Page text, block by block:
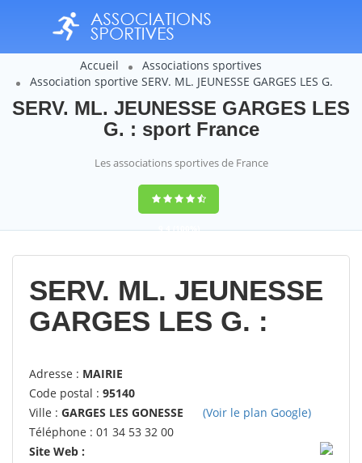
Accueil
Associations sportives
Association sportive SERV. ML. JEUNESSE GARGES LES G.
SERV. ML. JEUNESSE GARGES LES
G. : sport France
Les associations sportives de France
9,4(100%)
14358votes
SERV. ML. JEUNESSE
GARGES LES G. :
Adresse : MAIRIE
Code postal : 95140
Ville : GARGES LES GONESSE
(Voir le plan Google)
Téléphone : 01 34 53 32 00
Site Web :